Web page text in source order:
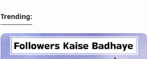
Trending: